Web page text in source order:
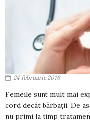
24 februarie 2016
Femeile sunt mult mai
cord decât bărbații. De
nu primi la timp